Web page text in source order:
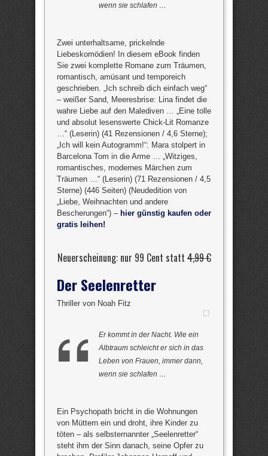
wenn sie schlafen …
Zwei unterhaltsame, prickelnde
Liebeskomödien! In diesem eBook finden
Sie zwei komplette Romane zum Träumen,
romantisch, amüsant und temporeich
geschrieben. „Ich schreib dich einfach weg“
– weißer Sand, Meeresbrise: Lina findet die
wahre Liebe auf den Malediven … „Eine tolle
und absolut lesenswerte Chick-Lit Romanze
…“ (Leserin) (41 Rezensionen / 4,6 Sterne);
„Ich will kein Autogramm!“: Mara stolpert in
Barcelona Tom in die Arme … „Witziges,
romantisches, modernes Märchen zum
Träumen …“ (Leserin) (71 Rezensionen / 4,5
Sterne) (446 Seiten) (Neudedition von
„Liebe, Weihnachten und andere
Bescherungen“) – hier günstig kaufen oder
gratis leihen!
Neuerscheinung: nur 99 Cent statt4,99 €
Der Seelenretter
Thriller von Noah Fitz
Er kommt in der Nacht. Wie ein
Albtraum schleicht er sich in das
Leben von Frauen, immer dann,
wenn sie schlafen …
Ein Psychopath bricht in die Wohnungen
von Müttern ein und droht, ihre Kinder zu
töten – als selbsternannter „Seelenretter“
steht ihm der Sinn danach, seine Opfer zu